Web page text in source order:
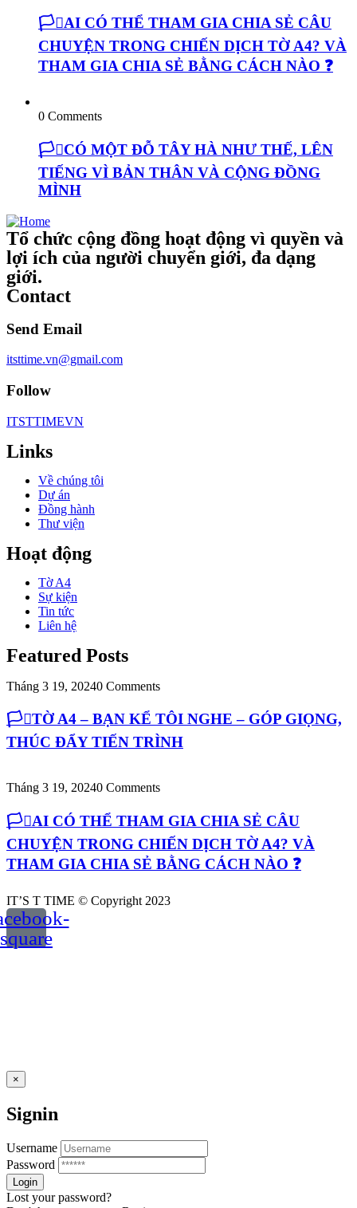
🏳️‍⚧️AI CÓ THỂ THAM GIA CHIA SẺ CÂU
CHUYỆN TRONG CHIẾN DỊCH TỜ A4? VÀ
THAM GIA CHIA SẺ BẰNG CÁCH NÀO ❓
0 Comments
🏳️‍⚧️CÓ MỘT ĐỖ TÂY HÀ NHƯ THẾ, LÊN
TIẾNG VÌ BẢN THÂN VÀ CỘNG ĐỒNG
MÌNH
Tổ chức cộng đồng hoạt động vì quyền và
lợi ích của người chuyển giới, đa dạng
giới.
Contact
Send Email
itsttime.vn@gmail.com
Follow
ITSTTIMEVN
Links
Về chúng tôi
Dự án
Đồng hành
Thư viện
Hoạt động
Tờ A4
Sự kiện
Tin tức
Liên hệ
Featured Posts
Tháng 3 19, 20240 Comments
🏳️‍⚧️TỜ A4 – BẠN KỂ TÔI NGHE – GÓP GIỌNG,
THÚC ĐẨY TIẾN TRÌNH
Tháng 3 19, 20240 Comments
🏳️‍⚧️AI CÓ THỂ THAM GIA CHIA SẺ CÂU
CHUYỆN TRONG CHIẾN DỊCH TỜ A4? VÀ
THAM GIA CHIA SẺ BẰNG CÁCH NÀO ❓
IT’S T TIME © Copyright 2023
square
×
Signin
Username
Password
Lost your password?